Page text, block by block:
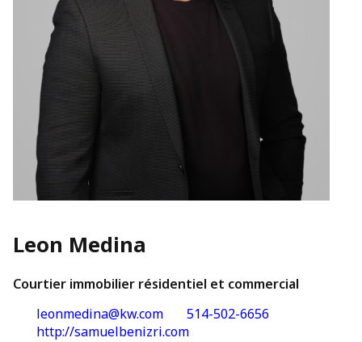
Leon Medina
Courtier immobilier résidentiel et commercial
leonmedina@kw.com
514-502-6656
http://samuelbenizri.com